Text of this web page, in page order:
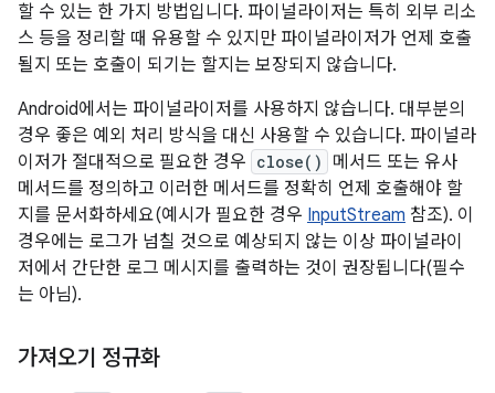
할 수 있는 한 가지 방법입니다. 파이널라이저는 특히 외부 리소
스 등을 정리할 때 유용할 수 있지만 파이널라이저가 언제 호출
될지 또는 호출이 되기는 할지는 보장되지 않습니다.
Android에서는 파이널라이저를 사용하지 않습니다. 대부분의
경우 좋은 예외 처리 방식을 대신 사용할 수 있습니다. 파이널라
이저가 절대적으로 필요한 경우 close()
메서드 또는 유사
메서드를 정의하고 이러한 메서드를 정확히 언제 호출해야 할
지를 문서화하세요(예시가 필요한 경우 InputStream 참조). 이
경우에는 로그가 넘칠 것으로 예상되지 않는 이상 파이널라이
저에서 간단한 로그 메시지를 출력하는 것이 권장됩니다(필수
는 아님).
가져오기 정규화